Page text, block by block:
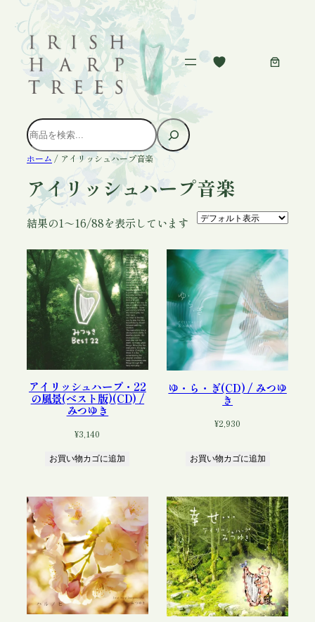
容
検
索
ホーム / アイリッシュハープ音楽
アイリッシュハープ音楽
結果の1～16/88を表示しています
アイリッシュハープ・22
の風景(ベスト版)(CD) /
みつゆき
¥3,140
お買い物カゴに追加
ゆ・ら・ぎ(CD) / みつゆ
き
¥2,930
お買い物カゴに追加